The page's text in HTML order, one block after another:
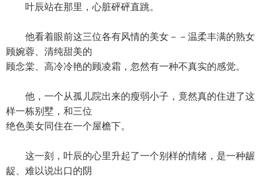
叶辰站在那里，心脏砰砰直跳。
他看着眼前这三位各有风情的美女－－温柔丰满的熟女
顾婉蓉、清纯甜美的
顾念棠、高冷冷艳的顾凌霜，忽然有一种不真实的感觉。
他，一个从孤儿院出来的瘦弱小子，竟然真的住进了这
样一栋别墅，和三位
绝色美女同住在一个屋檐下。
这一刻，叶辰的心里升起了一个别样的情绪，是一种龌
龊、难以说出口的阴